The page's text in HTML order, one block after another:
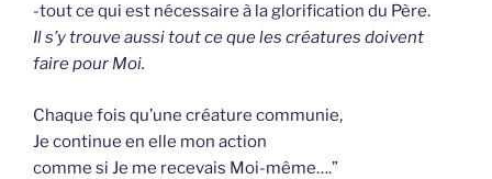
-tout ce qui est nécessaire à la glorification du Père.
Il s’y trouve aussi tout ce que les créatures doivent
faire pour Moi.
Chaque fois qu’une créature communie,
Je continue en elle mon action
comme si Je me recevais Moi-même….”